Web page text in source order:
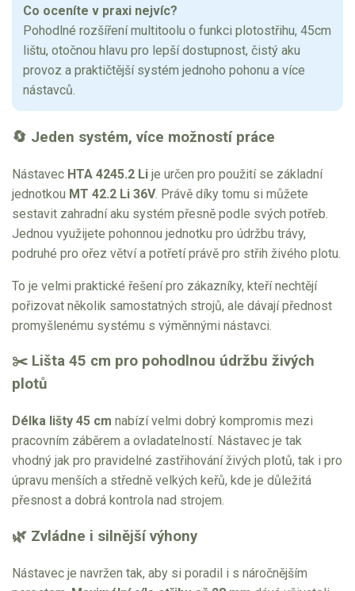
Náhradní díly pro motorové pily
Zahradní traktory
Řetězové pily
Náhradní díly pro křovinořezy
Co oceníte v praxi nejvíc?
Pohodlné rozšíření multitoolu o funkci plotostřihu, 45cm
lištu, otočnou hlavu pro lepší dostupnost, čistý aku
provoz a praktičtější systém jednoho pohonu a více
nástavců.
🔄 Jeden systém, více možností práce
Nástavec HTA 4245.2 Li je určen pro použití se základní
jednotkou MT 42.2 Li 36V. Právě díky tomu si můžete
sestavit zahradní aku systém přesně podle svých potřeb.
Jednou využijete pohonnou jednotku pro údržbu trávy,
podruhé pro ořez větví a potřetí právě pro střih živého plotu.
To je velmi praktické řešení pro zákazníky, kteří nechtějí
pořizovat několik samostatných strojů, ale dávají přednost
promyšlenému systému s výměnnými nástavci.
✂️ Lišta 45 cm pro pohodlnou údržbu živých
plotů
Délka lišty 45 cm nabízí velmi dobrý kompromis mezi
pracovním záběrem a ovladatelností. Nástavec je tak
vhodný jak pro pravidelné zastřihování živých plotů, tak i pro
úpravu menších a středně velkých keřů, kde je důležitá
přesnost a dobrá kontrola nad strojem.
🌿 Zvládne i silnější výhony
Nástavec je navržen tak, aby si poradil i s náročnějším